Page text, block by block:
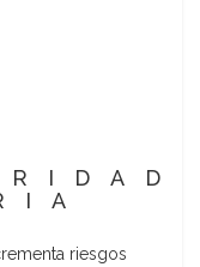
riesgos